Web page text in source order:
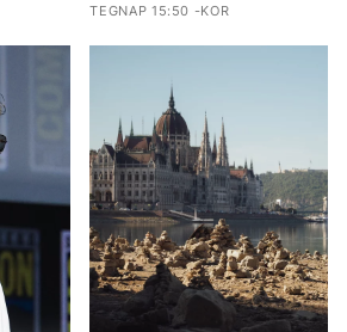
TEGNAP 15:50 -KOR